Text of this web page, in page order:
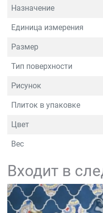
Назначение
Единица измерения
Размер
Тип поверхности
Рисунок
Плиток в упаковке
Цвет
Вес
Входит в